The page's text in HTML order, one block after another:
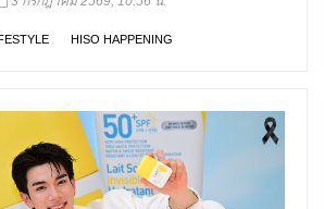
HISO HAPPENING